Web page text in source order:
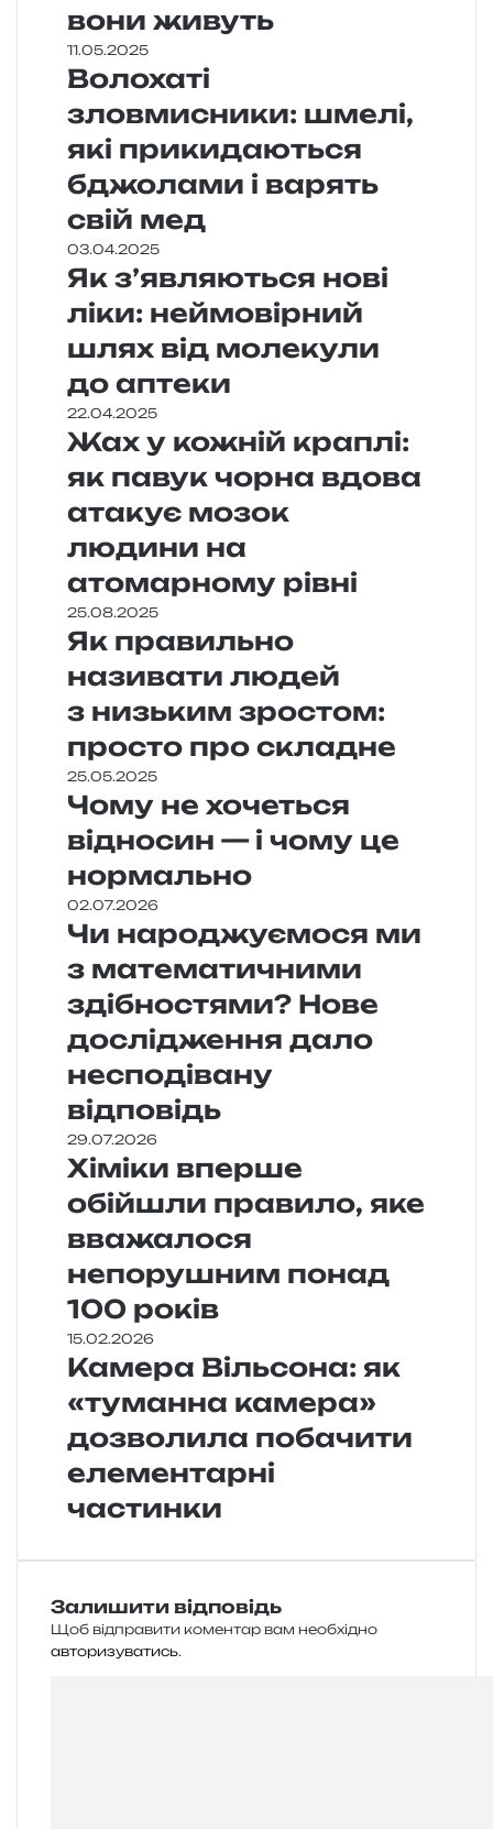
вони живуть
11.05.2025
Волохаті
зловмисники: шмелі,
які прикидаються
бджолами і варять
свій мед
03.04.2025
Як з’являються нові
ліки: неймовірний
шлях від молекули
до аптеки
22.04.2025
Жах у кожній краплі:
як павук чорна вдова
атакує мозок
людини на
атомарному рівні
25.08.2025
Як правильно
називати людей
з низьким зростом:
просто про складне
25.05.2025
Чому не хочеться
відносин — і чому це
нормально
02.07.2026
Чи народжуємося ми
з математичними
здібностями? Нове
дослідження дало
несподівану
відповідь
29.07.2026
Хіміки вперше
обійшли правило, яке
вважалося
непорушним понад
100 років
15.02.2026
Камера Вільсона: як
«туманна камера»
дозволила побачити
елементарні
частинки
Залишити відповідь
Щоб відправити коментар вам необхідно
авторизуватись.